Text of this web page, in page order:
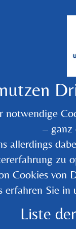
notwendige
– ganz
allerdings
zu
Cookies von
erfahren Sie in
Liste